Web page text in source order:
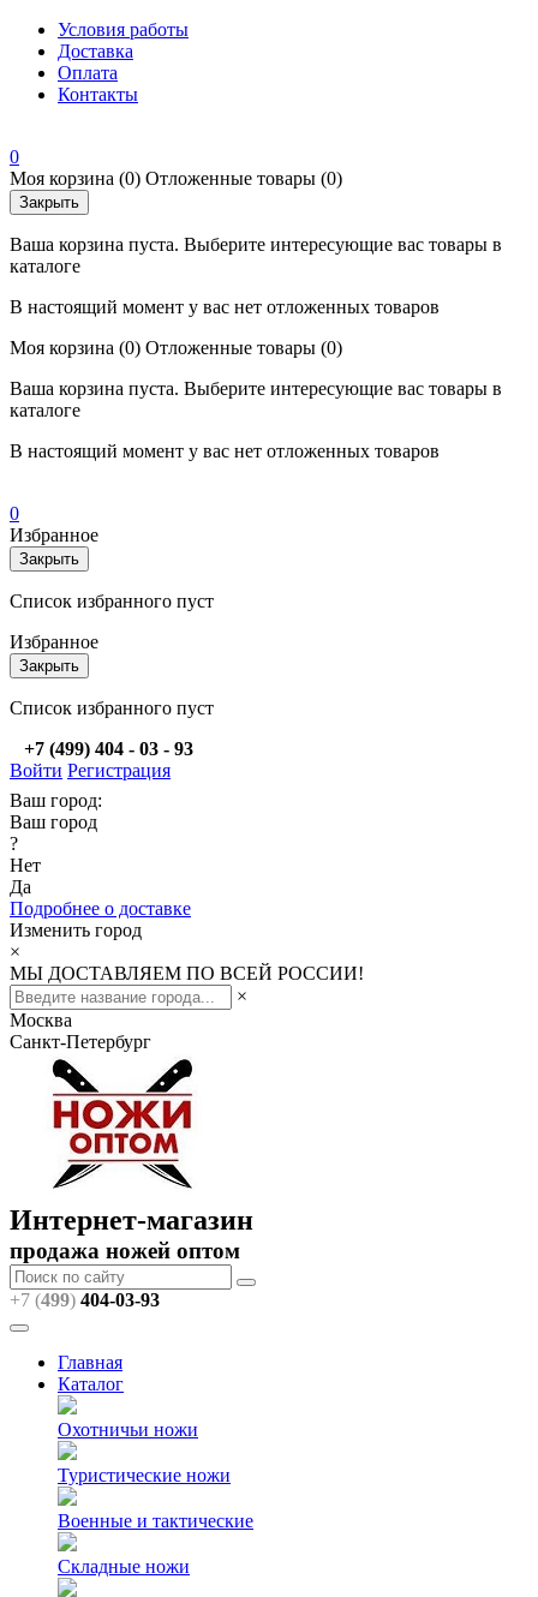
Условия работы
Доставка
Оплата
Контакты
0
Моя корзина (0) Отложенные товары (0)
Закрыть
Ваша корзина пуста. Выберите интересующие вас товары в
каталоге
В настоящий момент у вас нет отложенных товаров
Моя корзина (0) Отложенные товары (0)
Ваша корзина пуста. Выберите интересующие вас товары в
каталоге
В настоящий момент у вас нет отложенных товаров
0
Избранное
Закрыть
Список избранного пуст
Избранное
Закрыть
Список избранного пуст
+7 (499) 404 - 03 - 93
Войти Регистрация
Ваш город:
Ваш город
?
Нет
Да
Подробнее о доставке
Изменить город
×
МЫ ДОСТАВЛЯЕМ ПО ВСЕЙ РОССИИ!
×
Москва
Санкт-Петербург
Интернет-магазин
продажа ножей оптом
+7 (499) 404-03-93
Главная
Каталог
Охотничьи ножи
Туристические ножи
Военные и тактические
Складные ножи